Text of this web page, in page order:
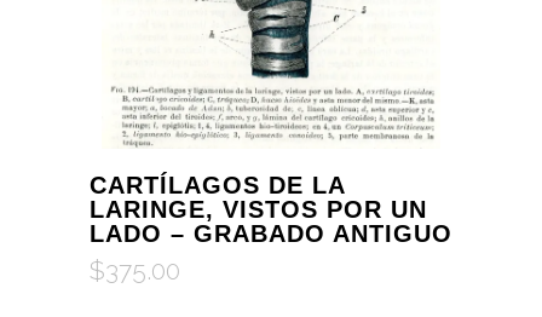
CARTÍLAGOS DE LA
LARINGE, VISTOS POR UN
LADO – GRABADO ANTIGUO
$375.00